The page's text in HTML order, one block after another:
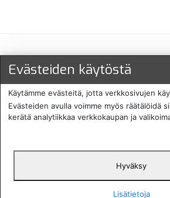
Maksu- ja
Protecomp
Copyright 2024. All
Evästeiden käytöstä
Käytämme evästeitä, jotta verkkosivujen
Evästeiden avulla voimme myös räätälöidä
kerätä analytiikkaa verkkokaupan ja
Hyväksy
Lisätietoja